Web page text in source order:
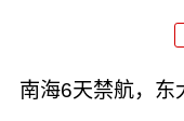
南海6天禁航，东